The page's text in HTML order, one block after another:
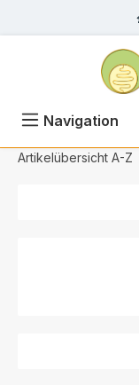
Navigation
Artikelübersicht A-Z